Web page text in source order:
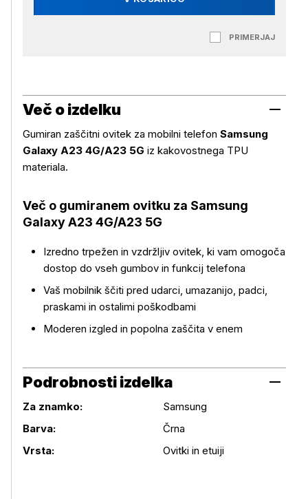
PRIMERJAJ
Več o izdelku
Gumiran zaščitni ovitek za mobilni telefon Samsung
Galaxy A23 4G/A23 5G iz kakovostnega TPU
materiala.
Več o gumiranem ovitku za Samsung
Galaxy A23 4G/A23 5G
Izredno trpežen in vzdržljiv ovitek, ki vam omogoča
dostop do vseh gumbov in funkcij telefona
Vaš mobilnik ščiti pred udarci, umazanijo, padci,
praskami in ostalimi poškodbami
Moderen izgled in popolna zaščita v enem
Podrobnosti izdelka
Podrobnosti izdelka
Za znamko:
Samsung
Barva:
Črna
Vrsta:
Ovitki in etuiji